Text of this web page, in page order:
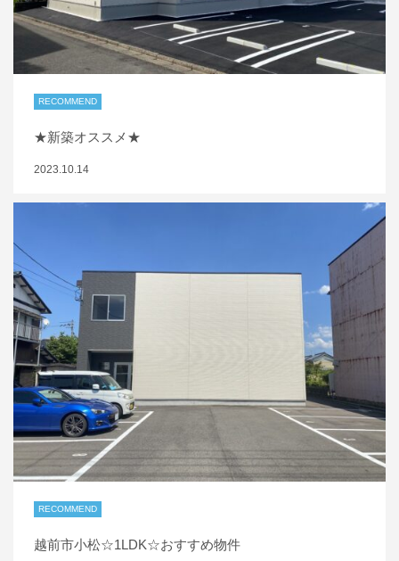
RECOMMEND
★新築オススメ★
2023.10.14
RECOMMEND
越前市小松☆1LDK☆おすすめ物件